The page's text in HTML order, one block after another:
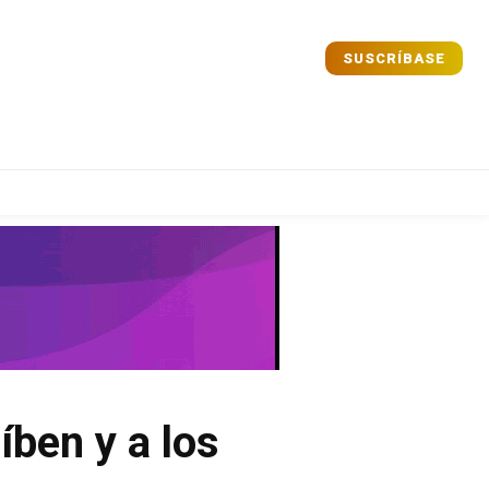
Comparta
Comparta
SUSCRÍBASE
y a los